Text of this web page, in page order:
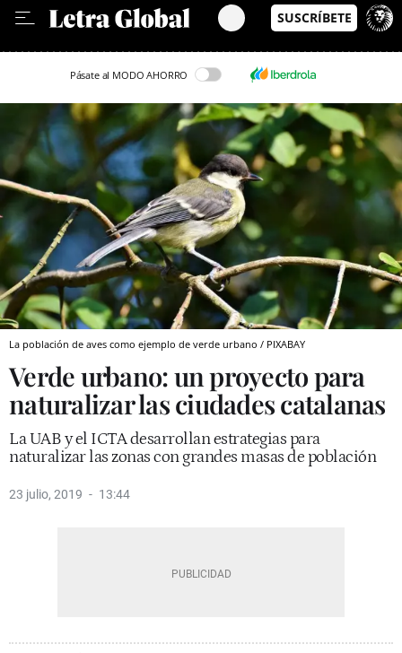
Pásate al MODO AHORRO
La población de aves como ejemplo de verde urbano / PIXABAY
Verde urbano: un proyecto para
naturalizar las ciudades catalanas
La UAB y el ICTA desarrollan estrategias para
naturalizar las zonas con grandes masas de población
23 julio, 2019 13:44